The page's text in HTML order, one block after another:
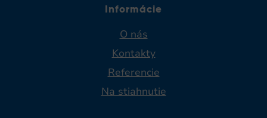
Informácie
O nás
Kontakty
Referencie
Na stiahnutie